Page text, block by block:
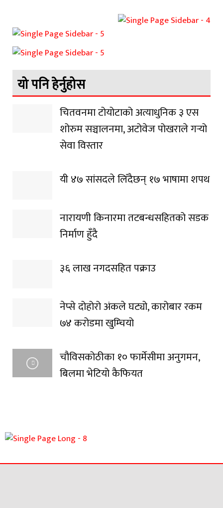
यो पनि हेर्नुहोस
चितवनमा टोयोटाको अत्याधुनिक ३ एस
शोरुम सञ्चालनमा, अटोवेज पोखराले गर्‍यो
सेवा विस्तार
यी ४७ सांसदले लिँदैछन् १७ भाषामा शपथ
नारायणी किनारमा तटबन्धसहितको सडक
निर्माण हुँदै
३६ लाख नगदसहित पक्राउ
नेप्से दोहोरो अंकले घट्यो, कारोबार रकम
७४ करोडमा खुम्चियो
चौविसकोठीका १० फार्मेसीमा अनुगमन,
बिलमा भेटियो कैफियत